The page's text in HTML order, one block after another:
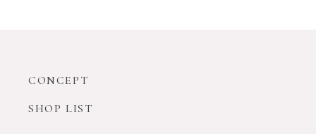
CONCEPT
SHOP LIST